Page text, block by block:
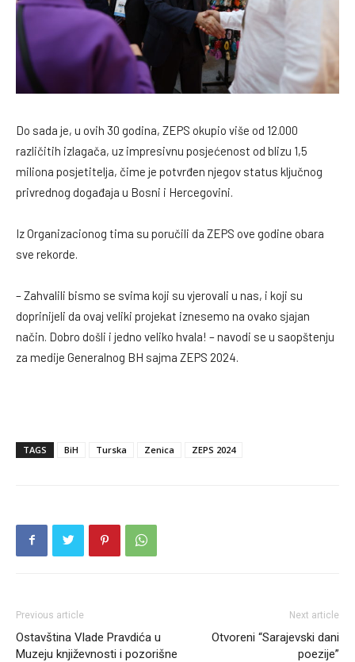
Do sada je, u ovih 30 godina, ZEPS okupio više od 12.000
različitih izlagača, uz impresivnu posjećenost od blizu 1,5
miliona posjetitelja, čime je potvrđen njegov status ključnog
privrednog događaja u Bosni i Hercegovini.
Iz Organizacionog tima su poručili da ZEPS ove godine obara
sve rekorde.
– Zahvalili bismo se svima koji su vjerovali u nas, i koji su
doprinijeli da ovaj veliki projekat iznesemo na ovako sjajan
način. Dobro došli i jedno veliko hvala! – navodi se u saopštenju
za medije Generalnog BH sajma ZEPS 2024.
TAGS BiH Turska Zenica ZEPS 2024
Previous article
Ostavština Vlade Pravdića u
Muzeju književnosti i pozorišne
Next article
Otvoreni “Sarajevski dani
poezije”